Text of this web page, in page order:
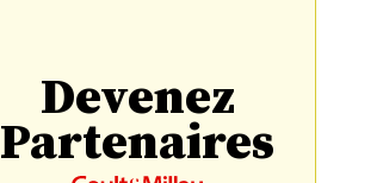
Devenez
Partenaires